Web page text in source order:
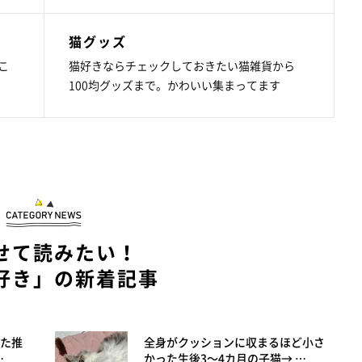
猫グッズ
猫好きならチェックしておきたい猫雑貨から
100均グッズまで。かわいい集まってます
て読みたい！
き」の新着記事
推
全身がクッションに収まるほど小さ
かった生後3～4カ月の子猫→ …